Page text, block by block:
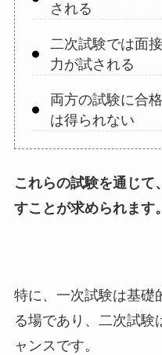
される
二次試験では面
力が試される
両方の試験に合
は得られない
これらの試験を通じて
すことが求められます。
特に、一次試験は基礎
る場であり、二次試験
ャンスです。